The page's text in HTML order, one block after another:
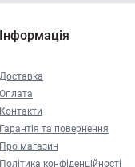
Інформація
Доставка
Оплата
Контакти
Гарантія та повернення
Про магазин
Політика конфіденційності